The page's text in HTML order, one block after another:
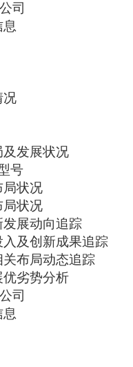
司
息
况
及发展状况
号
局状况
局状况
发展动向追踪
及创新成果追踪
布局动态追踪
优劣势分析
司
息